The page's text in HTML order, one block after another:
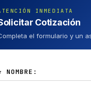
INMEDIATA
Cotización
el formulario y un
NOMBRE: